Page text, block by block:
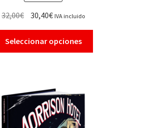
32,00€ 30,40€ IVA incluido
Seleccionar opciones